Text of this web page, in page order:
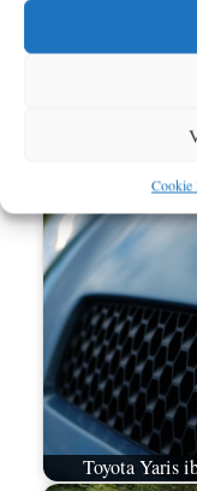
Cookie
Toyota Ibride:
Toyota Yaris